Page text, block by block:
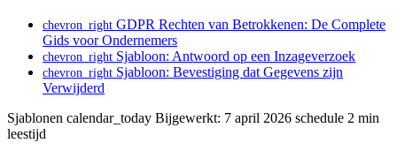
chevron_right GDPR Rechten van Betrokkenen: De Complete
Gids voor Ondernemers
chevron_right Sjabloon: Antwoord op een Inzageverzoek
chevron_right Sjabloon: Bevestiging dat Gegevens zijn
Verwijderd
Sjablonen calendar_today Bijgewerkt: 7 april 2026 schedule 2 min
leestijd